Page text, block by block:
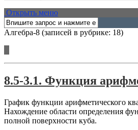
Открыть меню
Алгебра-8 (записей в рубрике: 18)
8.5-3.1. Функция
График функции арифметического
Нахождение области определения
полной поверхности куба.